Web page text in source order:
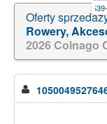
uhfffaoysa-n 132539-
Oferty
Rowery,
2026 Colnago